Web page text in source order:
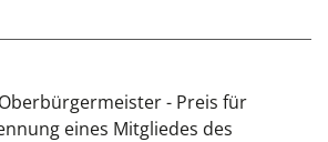
- Preis für
eines Mitgliedes des